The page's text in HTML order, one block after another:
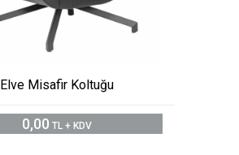
Elve Misafir Koltuğu
0,00 TL + KDV